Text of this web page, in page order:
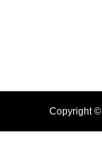
Copyright ©